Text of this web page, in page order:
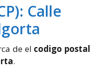
Calle
de el codigo postal
.